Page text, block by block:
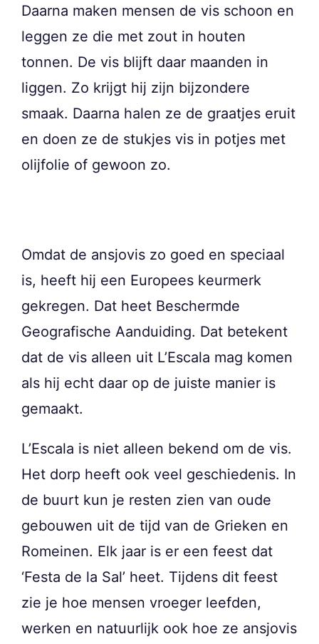
Daarna maken mensen de vis schoon en
leggen ze die met zout in houten
tonnen. De vis blijft daar maanden in
liggen. Zo krijgt hij zijn bijzondere
smaak. Daarna halen ze de graatjes eruit
en doen ze de stukjes vis in potjes met
olijfolie of gewoon zo.
Omdat de ansjovis zo goed en speciaal
is, heeft hij een Europees keurmerk
gekregen. Dat heet Beschermde
Geografische Aanduiding. Dat betekent
dat de vis alleen uit L’Escala mag komen
als hij echt daar op de juiste manier is
gemaakt.
L’Escala is niet alleen bekend om de vis.
Het dorp heeft ook veel geschiedenis. In
de buurt kun je resten zien van oude
gebouwen uit de tijd van de Grieken en
Romeinen. Elk jaar is er een feest dat
‘Festa de la Sal’ heet. Tijdens dit feest
zie je hoe mensen vroeger leefden,
werken en natuurlijk ook hoe ze ansjovis